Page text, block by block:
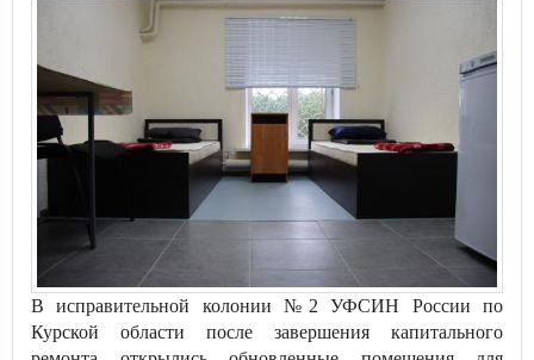
В исправительной колонии №2 УФСИН России по
Курской области после завершения капитального